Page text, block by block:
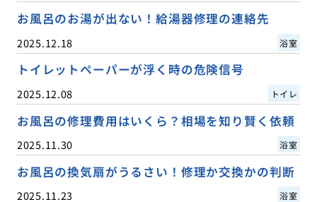
お風呂のお湯が出ない！給湯器修理の連絡先
2025.12.18 浴室
トイレットペーパーが浮く時の危険信号
2025.12.08 トイレ
お風呂の修理費用はいくら？相場を知り賢く依頼
2025.11.30 浴室
お風呂の換気扇がうるさい！修理か交換かの判断
2025.11.23 浴室